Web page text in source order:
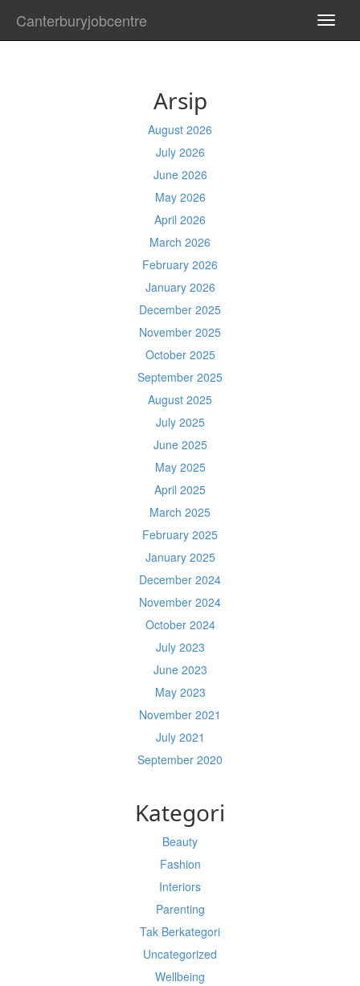
Canterburyjobcentre
Arsip
August 2026
July 2026
June 2026
May 2026
April 2026
March 2026
February 2026
January 2026
December 2025
November 2025
October 2025
September 2025
August 2025
July 2025
June 2025
May 2025
April 2025
March 2025
February 2025
January 2025
December 2024
November 2024
October 2024
July 2023
June 2023
May 2023
November 2021
July 2021
September 2020
Kategori
Beauty
Fashion
Interiors
Parenting
Tak Berkategori
Uncategorized
Wellbeing